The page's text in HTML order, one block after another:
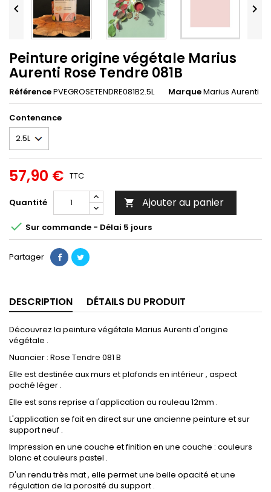
 
Peinture origine végétale Marius
Aurenti Rose Tendre 081B
RéférencePVEGROSETENDRE081B2.5L MarqueMarius Aurenti
Contenance
57,90 € TTC
Quantité  Ajouter au panier
 Sur commande - Délai 5 jours
Partager
DESCRIPTION DÉTAILS DU PRODUIT
Découvrez la peinture végétale Marius Aurenti d'origine
végétale .
Nuancier : Rose Tendre 081 B
Elle est destinée aux murs et plafonds en intérieur , aspect
poché léger .
Elle est sans reprise a l'application au rouleau 12mm .
L'application se fait en direct sur une ancienne peinture et sur
support neuf .
Impression en une couche et finition en une couche : couleurs
blanc et couleurs pastel .
D'un rendu très mat , elle permet une belle opacité et une
régulation de la porosité du support .